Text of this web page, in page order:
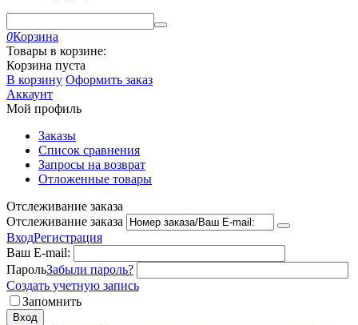
0Корзина
Товары в корзине:
Корзина пуста
В корзину Оформить заказ
Аккаунт
Мой профиль
Заказы
Список сравнения
Запросы на возврат
Отложенные товары
Отслеживание заказа
Отслеживание заказа
ВходРегистрация
Ваш E-mail:
ПарольЗабыли пароль?
Создать учетную запись
Запомнить
Вход